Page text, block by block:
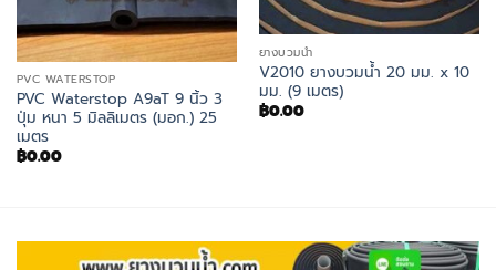
PVC WATERSTOP
PVC Waterstop A9aT 9 นิ้ว 3
ปุ่ม หนา 5 มิลลิเมตร (มอก.) 25
เมตร
฿0.00
ยางบวมน้ำ
V2010 ยางบวมน้ำ 20 มม. x 10
มม. (9 เมตร)
฿0.00